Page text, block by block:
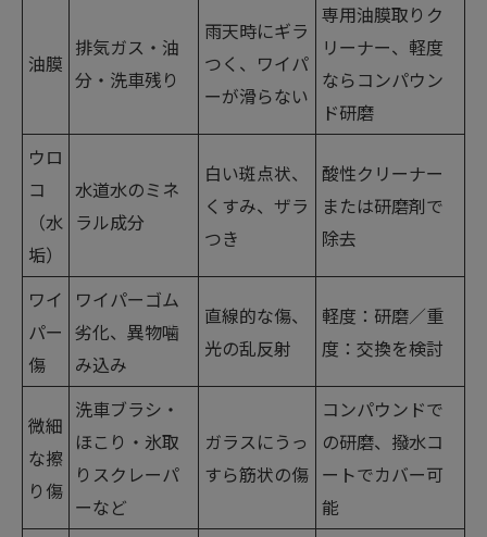
油膜
排気ガス・油
分・洗車残り
雨天時にギラ
つく、ワイパ
ーが滑らない
専用油膜取りク
リーナー、軽度
ならコンパウン
ド研磨
ウロ
コ
（水
垢）
水道水のミネ
ラル成分
白い斑点状、
くすみ、ザラ
つき
酸性クリーナー
または研磨剤で
除去
ワイ
パー
傷
ワイパーゴム
劣化、異物噛
み込み
直線的な傷、
光の乱反射
軽度：研磨／重
度：交換を検討
微細
な擦
り傷
洗車ブラシ・
ほこり・氷取
りスクレーパ
ーなど
ガラスにうっ
すら筋状の傷
コンパウンドで
の研磨、撥水コ
ートでカバー可
能